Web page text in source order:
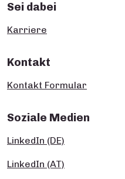
Sei dabei
Karriere
Kontakt
Kontakt Formular
Soziale Medien
LinkedIn (DE)
LinkedIn (AT)